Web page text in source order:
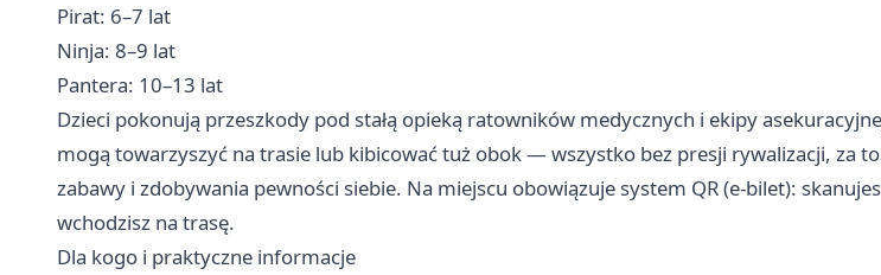
Pirat: 6–7 lat ‍
Ninja: 8–9 lat
Pantera: 10–13 lat
Dzieci pokonują przeszkody pod stałą opieką ratowników medycznych i ekipy
mogą towarzyszyć na trasie lub kibicować tuż obok — wszystko bez presji rywalizacji, za
zabawy i zdobywania pewności siebie. Na miejscu obowiązuje system QR (e-bilet):
wchodzisz na trasę.
Dla kogo i praktyczne informacje